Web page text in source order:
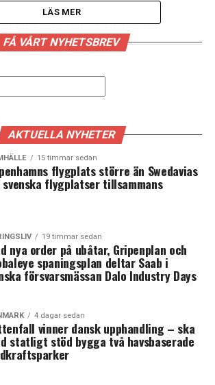
begränsa resandet.
med belastning på hälso- och
Många kommuner pekar ju på att de
och så vidare, säger Anders
till salu – men många köpare
modell och ger företag stöd till
på förlorad omsättning
LÄS MER
FÅ VÅRT NYHETSBREV
AKTUELLA NYHETER
15 timmar sedan
flygplats större än Swedavias
flygplatser tillsammans
19 timmar sedan
nya order på ubåtar, Gripenplan och
spaningsplan deltar Saab i
försvarsmässan Dalo Industry Days
4 dagar sedan
vinner dansk upphandling – ska
statligt stöd bygga två havsbaserade